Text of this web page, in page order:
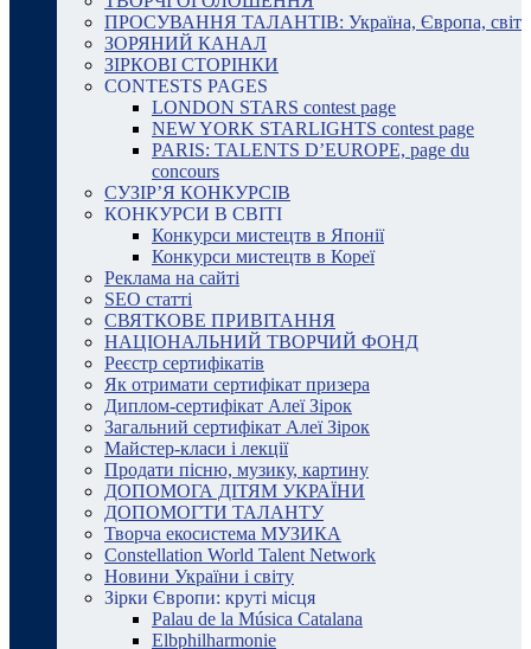
ПРОСУВАННЯ ТАЛАНТІВ: Україна, Європа, світ
ЗОРЯНИЙ КАНАЛ
ЗІРКОВІ СТОРІНКИ
CONTESTS PAGES
LONDON STARS contest page
NEW YORK STARLIGHTS contest page
PARIS: TALENTS D’EUROPE, page du
concours
СУЗІР’Я КОНКУРСІВ
КОНКУРСИ В СВІТІ
Конкурси мистецтв в Японії
Конкурси мистецтв в Кореї
Реклама на сайті
SEO статті
СВЯТКОВЕ ПРИВІТАННЯ
НАЦІОНАЛЬНИЙ ТВОРЧИЙ ФОНД
Реєстр сертифікатів
Як отримати сертифікат призера
Диплом-сертифікат Алеї Зірок
Загальний сертифікат Алеї Зірок
Майстер-класи і лекції
Продати пісню, музику, картину
ДОПОМОГА ДІТЯМ УКРАЇНИ
ДОПОМОГТИ ТАЛАНТУ
Творча екосистема МУЗИКА
Constellation World Talent Network
Новини України і світу
Зірки Європи: круті місця
Palau de la Música Catalana
Elbphilharmonie